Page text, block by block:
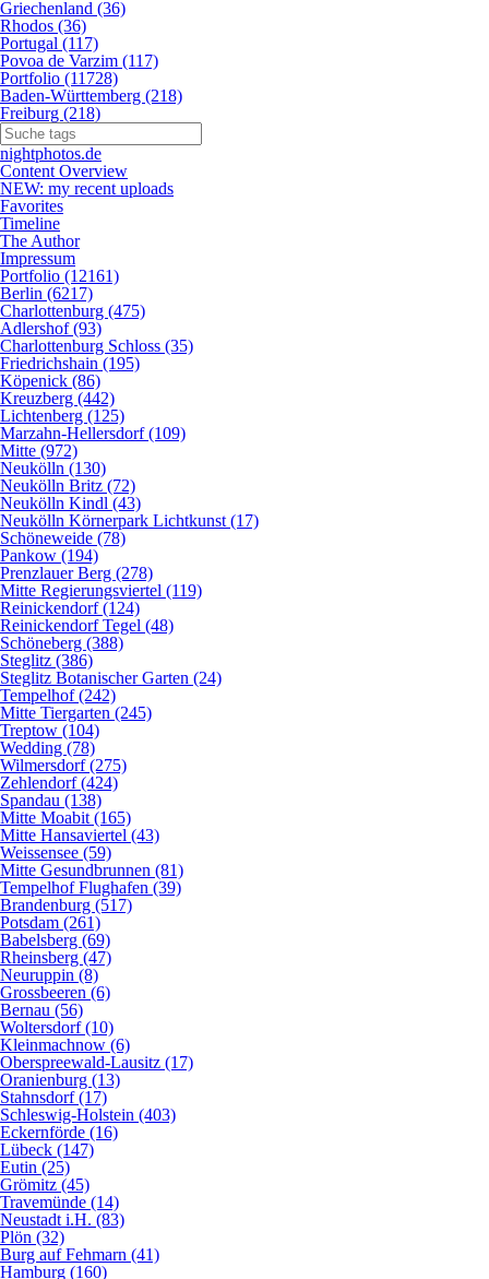
Griechenland (36)
Rhodos (36)
Portugal (117)
Povoa de Varzim (117)
Portfolio (11728)
Baden-Württemberg (218)
Freiburg (218)
nightphotos.de
Content Overview
NEW: my recent uploads
Favorites
Timeline
The Author
Impressum
Portfolio (12161)
Berlin (6217)
Charlottenburg (475)
Adlershof (93)
Charlottenburg Schloss (35)
Friedrichshain (195)
Köpenick (86)
Kreuzberg (442)
Lichtenberg (125)
Marzahn-Hellersdorf (109)
Mitte (972)
Neukölln (130)
Neukölln Britz (72)
Neukölln Kindl (43)
Neukölln Körnerpark Lichtkunst (17)
Schöneweide (78)
Pankow (194)
Prenzlauer Berg (278)
Mitte Regierungsviertel (119)
Reinickendorf (124)
Reinickendorf Tegel (48)
Schöneberg (388)
Steglitz (386)
Steglitz Botanischer Garten (24)
Tempelhof (242)
Mitte Tiergarten (245)
Treptow (104)
Wedding (78)
Wilmersdorf (275)
Zehlendorf (424)
Spandau (138)
Mitte Moabit (165)
Mitte Hansaviertel (43)
Weissensee (59)
Mitte Gesundbrunnen (81)
Tempelhof Flughafen (39)
Brandenburg (517)
Potsdam (261)
Babelsberg (69)
Rheinsberg (47)
Neuruppin (8)
Grossbeeren (6)
Bernau (56)
Woltersdorf (10)
Kleinmachnow (6)
Oberspreewald-Lausitz (17)
Oranienburg (13)
Stahnsdorf (17)
Schleswig-Holstein (403)
Eckernförde (16)
Lübeck (147)
Eutin (25)
Grömitz (45)
Travemünde (14)
Neustadt i.H. (83)
Plön (32)
Burg auf Fehmarn (41)
Hamburg (160)